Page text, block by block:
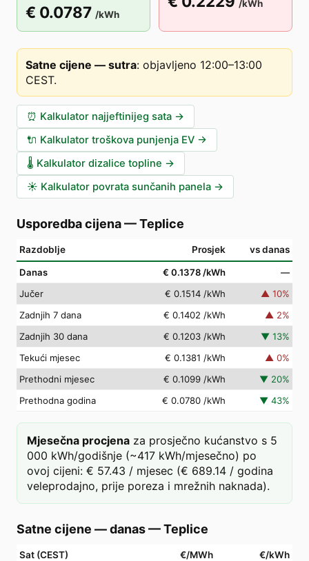
€ 0.0787 /kWh
/kWh
Satne cijene — sutra: objavljeno 12:00–13:00
CEST.
⏰ Kalkulator najjeftinijeg sata →
🔌 Kalkulator troškova punjenja EV →
🌡️ Kalkulator dizalice topline →
☀️ Kalkulator povrata sunčanih panela →
Usporedba cijena—Teplice
Razdoblje Prosjek vs danas
Danas € 0.1378 /kWh
—
Jučer
€ 0.1514 /kWh ▲ 10%
Zadnjih 7 dana
€ 0.1402 /kWh ▲ 2%
Zadnjih 30 dana
€ 0.1203 /kWh ▼ 13%
Tekući mjesec
€ 0.1381 /kWh ▲ 0%
Prethodni mjesec
€ 0.1099 /kWh ▼ 20%
Prethodna godina
€ 0.0780 /kWh ▼ 43%
Mjesečna procjena za prosječno kućanstvo s 5
000 kWh/godišnje (~417 kWh/mjesečno) po
ovoj cijeni: € 57.43 / mjesec (€ 689.14 / godina
veleprodajno, prije poreza i mrežnih naknada).
Satne cijene — danas—Teplice
Sat (CEST) €/MWh €/kWh